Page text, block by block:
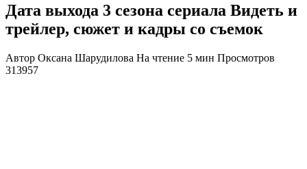
Дата выхода 3 сезона сериала Видеть и
трейлер, сюжет и кадры со съемок
Автор Оксана Шарудилова На чтение 5 мин Просмотров
313957